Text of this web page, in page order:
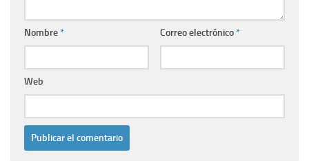
Nombre* Correo electrónico*
Web